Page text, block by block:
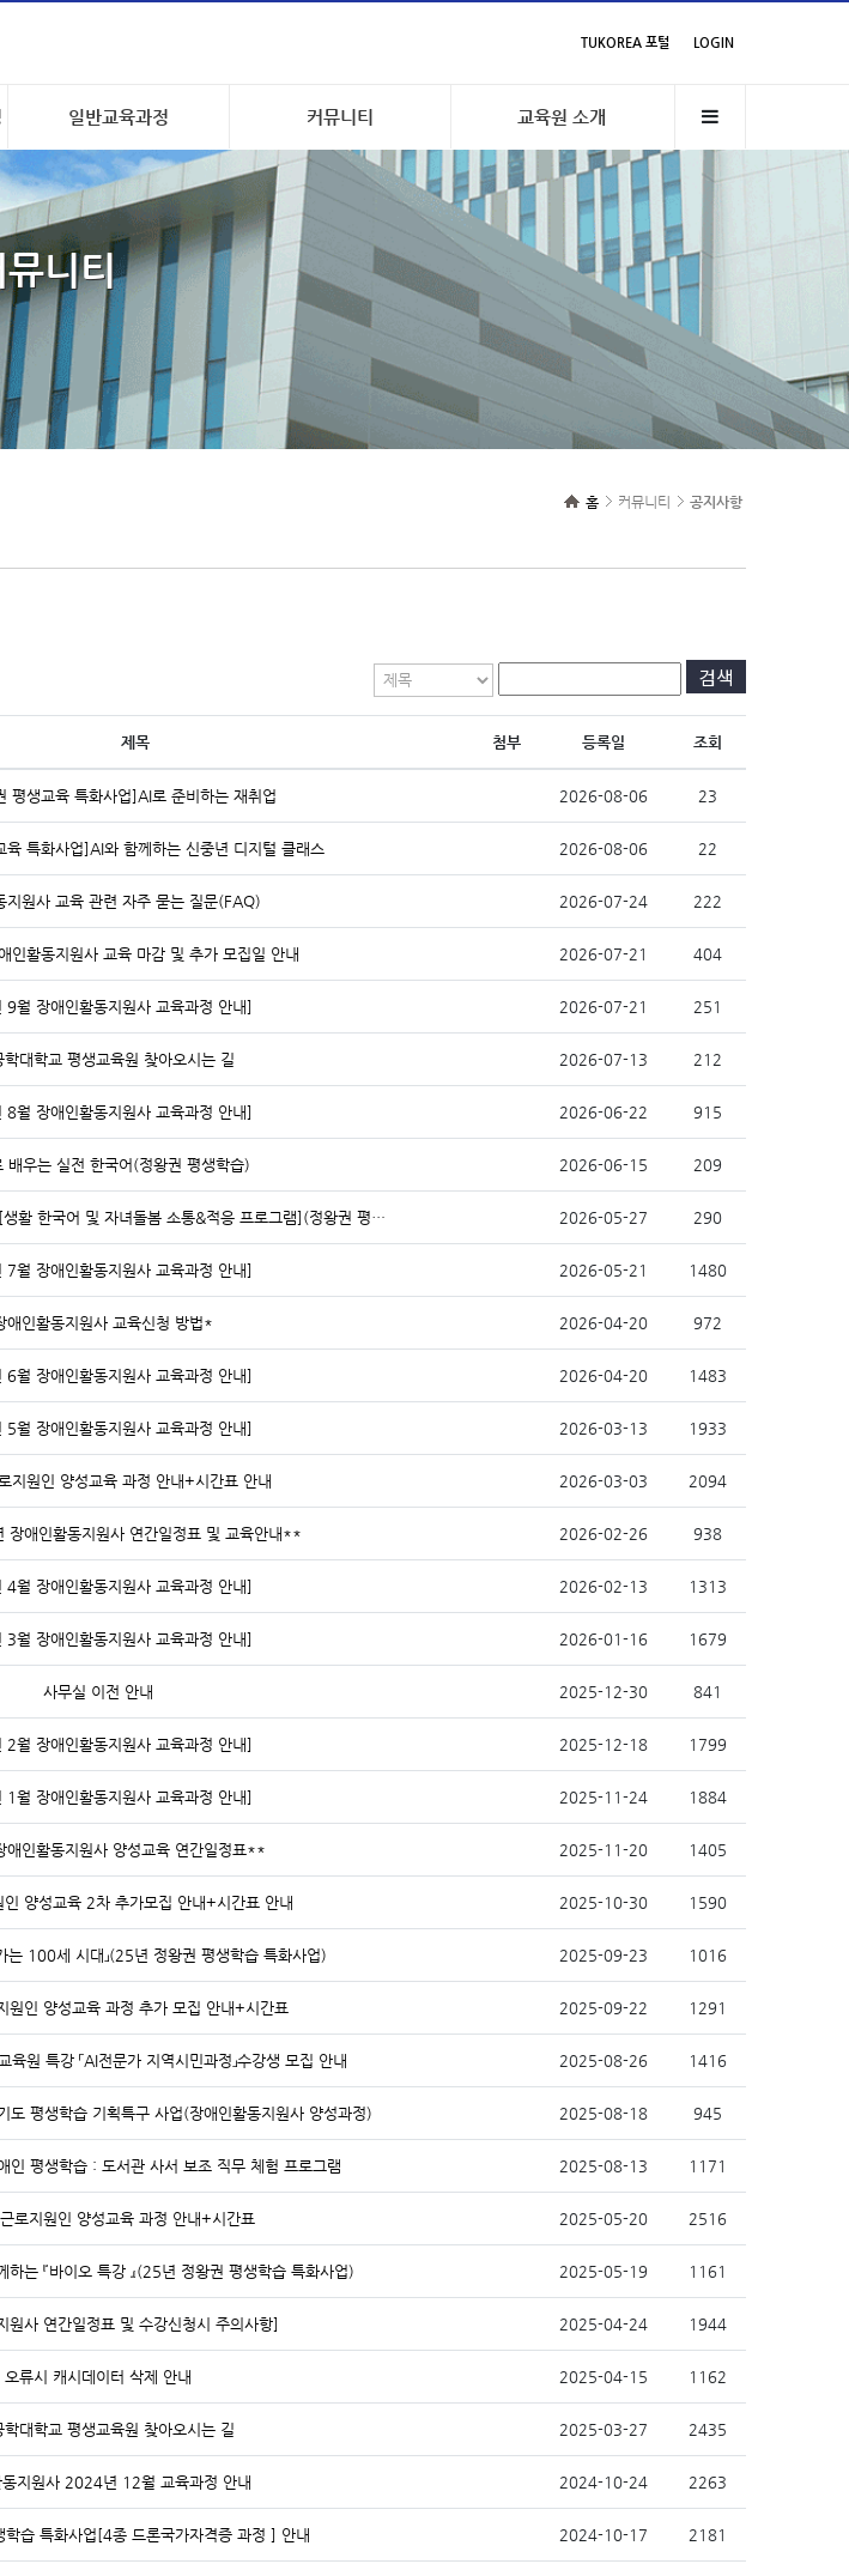
TUKOREA 포털 LOGIN
일반교육과정 커뮤니티 교육원 소개
뮤니티
홈 커뮤니티 공지사항
검색
제목 첨부 등록일 조회
평생교육 특화사업]AI로 준비하는 재취업 2026-08-06 23
특화사업]AI와 함께하는 신중년 디지털 클래스 2026-08-06 22
지원사 교육 관련 자주 묻는 질문(FAQ) 2026-07-24 222
인활동지원사 교육 마감 및 추가 모집일 안내 2026-07-21 404
월 장애인활동지원사 교육과정 안내] 2026-07-21 251
학대학교 평생교육원 찾아오시는 길 2026-07-13 212
월 장애인활동지원사 교육과정 안내] 2026-06-22 915
배우는 실전 한국어(정왕권 평생학습) 2026-06-15 209
다문화 학부모와 자녀를 위한[생활 한국어 및 자녀돌봄 소통&적응 프로그램](정왕권 평생학습) 2026-05-27 290
월 장애인활동지원사 교육과정 안내] 2026-05-21 1480
애인활동지원사 교육신청 방법* 2026-04-20 972
월 장애인활동지원사 교육과정 안내] 2026-04-20 1483
월 장애인활동지원사 교육과정 안내] 2026-03-13 1933
지원인 양성교육 과정 안내+시간표 안내 2026-03-03 2094
애인활동지원사 연간일정표 및 교육안내** 2026-02-26 938
월 장애인활동지원사 교육과정 안내] 2026-02-13 1313
월 장애인활동지원사 교육과정 안내] 2026-01-16 1679
사무실 이전 안내 2025-12-30 841
월 장애인활동지원사 교육과정 안내] 2025-12-18 1799
월 장애인활동지원사 교육과정 안내] 2025-11-24 1884
인활동지원사 양성교육 연간일정표** 2025-11-20 1405
양성교육 2차 추가모집 안내+시간표 안내 2025-10-30 1590
는 100세 시대」(25년 정왕권 평생학습 특화사업) 2025-09-23 1016
원인 양성교육 과정 추가 모집 안내+시간표 2025-09-22 1291
원 특강 「AI전문가 지역시민과정」수강생 모집 안내 2025-08-26 1416
평생학습 기획특구 사업(장애인활동지원사 양성과정) 2025-08-18 945
인 평생학습 : 도서관 사서 보조 직무 체험 프로그램 2025-08-13 1171
로지원인 양성교육 과정 안내+시간표 2025-05-20 2516
하는 『바이오 특강 』(25년 정왕권 평생학습 특화사업) 2025-05-19 1161
원사 연간일정표 및 수강신청시 주의사항] 2025-04-24 1944
오류시 캐시데이터 삭제 안내 2025-04-15 1162
학대학교 평생교육원 찾아오시는 길 2025-03-27 2435
동지원사 2024년 12월 교육과정 안내 2024-10-24 2263
습 특화사업[4종 드론국가자격증 과정 ] 안내 2024-10-17 2181